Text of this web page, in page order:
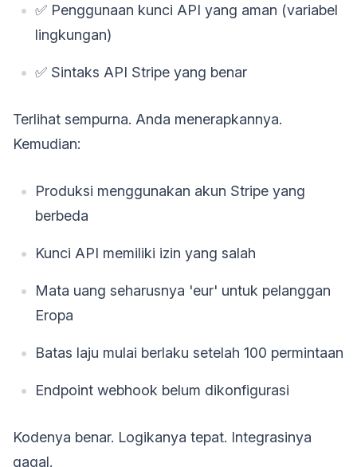
✅ Penggunaan kunci API yang aman (variabel
lingkungan)
✅ Sintaks API Stripe yang benar
Terlihat sempurna. Anda menerapkannya.
Kemudian:
Produksi menggunakan akun Stripe yang
berbeda
Kunci API memiliki izin yang salah
Mata uang seharusnya 'eur' untuk pelanggan
Eropa
Batas laju mulai berlaku setelah 100 permintaan
Endpoint webhook belum dikonfigurasi
Kodenya benar. Logikanya tepat. Integrasinya
gagal.